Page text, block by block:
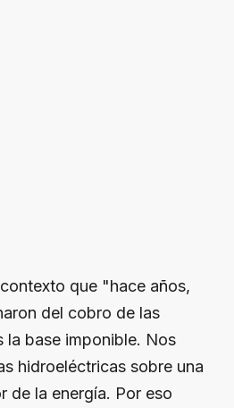
que "hace años,
del cobro de las
la base imponible. Nos
hidroeléctricas sobre una
de la energía. Por eso